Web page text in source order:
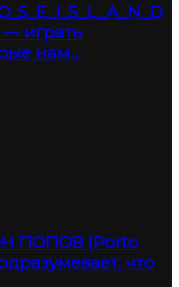
играть
нам…
ПОПОВ (Porto
что